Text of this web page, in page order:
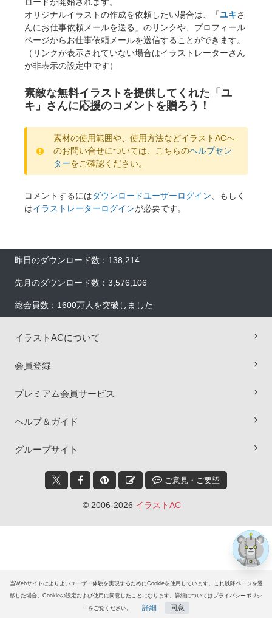
当Webサイトはよりよいユーザー体験を実現するためにCookieを使用しています。これ以降ページを遷
移した場合、Cookieの設定および使用に同意したことになります。詳細についてはプライバシーポリシ
ーをご覧ください。 詳細 同意
ロードが開始されます。
オリジナルイラストの作成を依頼したい場合は、「ユキさ
んにお仕事依頼メールを送る」のリンクや、プロフィール
ページからお仕事依頼メールを送信することができます。
（リンクが表示されていない場合はイラストレーターさん
が非表示の設定中です）
素敵な無料イラストを提供してくれた「ユ
キ」さんに応援のコメントを贈ろう！
素材の使用範囲や、使用方法などイラストACへ
のお問い合せについては、こちらのヘルプセン
ターをご確認ください。
コメントするにはダウンロードユーザーログイン、もしく
はイラストレーターログインが必要です。
昨日のダウンロード数：138,214
先月のダウンロード数：3,576,106
総会員数：1600万人を突破しました
イラストACについて
会員登録
プレミアム会員サービス
ヘルプ＆ガイド
グループサイト
ご意見・ご要望
© 2006-2026 イラストAC